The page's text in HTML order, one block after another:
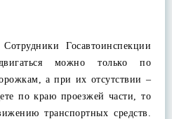
Госавтоинспекции
можно только по
а при их отсутствии –
по краю проезжей части, то
транспортных средств.